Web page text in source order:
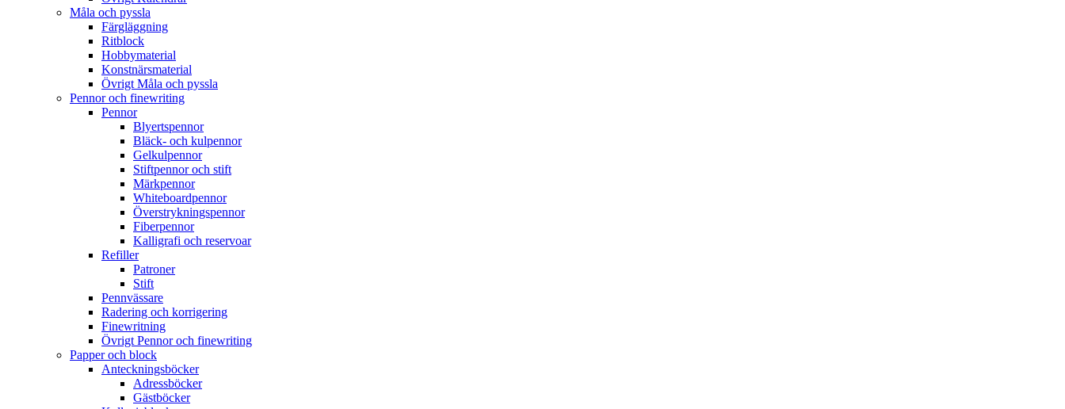
Måla och pyssla
Färgläggning
Ritblock
Hobbymaterial
Konstnärsmaterial
Övrigt Måla och pyssla
Pennor och finewriting
Pennor
Blyertspennor
Bläck- och kulpennor
Gelkulpennor
Stiftpennor och stift
Märkpennor
Whiteboardpennor
Överstrykningspennor
Fiberpennor
Kalligrafi och reservoar
Refiller
Patroner
Stift
Pennvässare
Radering och korrigering
Finewritning
Övrigt Pennor och finewriting
Papper och block
Anteckningsböcker
Adressböcker
Gästböcker